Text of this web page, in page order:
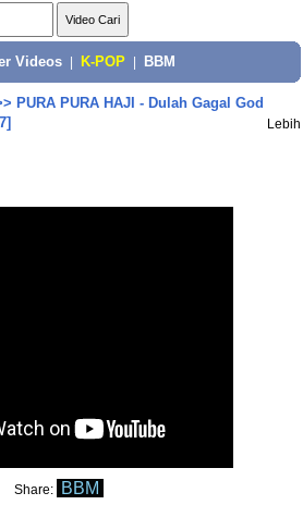
Videos K-POP BBM
PURA PURA HAJI - Dulah Gagal God
Lebih
Share: BBM